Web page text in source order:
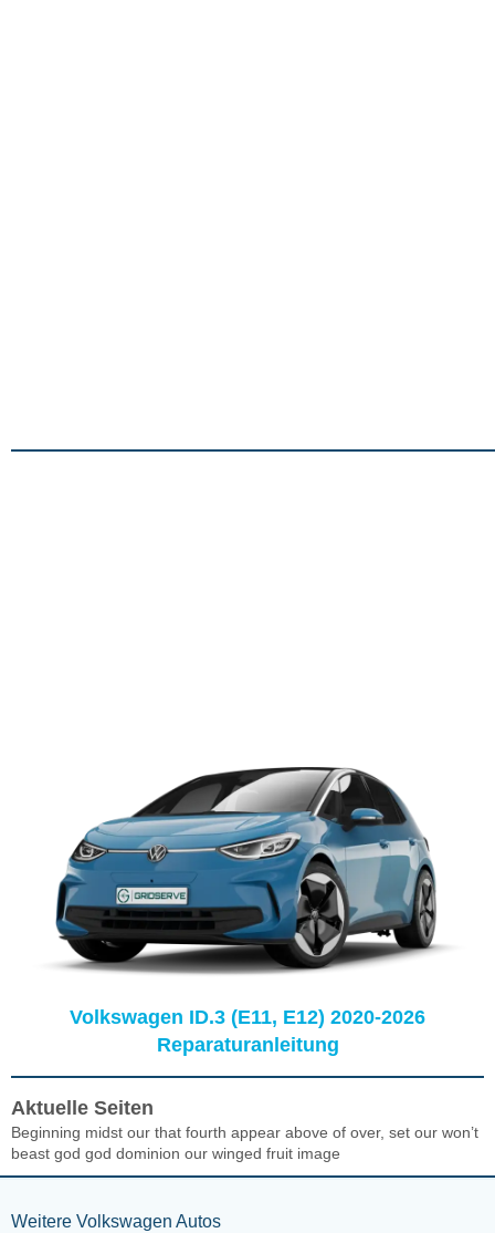
Volkswagen ID.3 (E11, E12) 2020-2026
Reparaturanleitung
Aktuelle Seiten
Beginning midst our that fourth appear above of over, set our won’t
beast god god dominion our winged fruit image
Weitere Volkswagen Autos